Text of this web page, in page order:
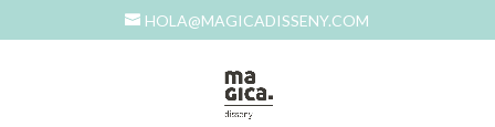
HOLA@MAGICADISSENY.COM